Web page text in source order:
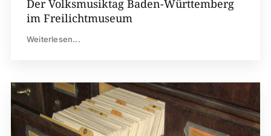
Der Volksmusiktag Baden-Württemberg
im Freilichtmuseum
Weiterlesen...